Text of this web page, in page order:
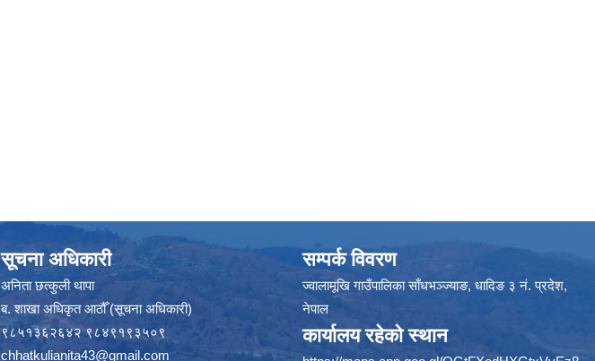
सूचना अधिकारी
अनिता छत्कुली थापा
ब. शाखा अधिकृत आठौँ (सूचना अधिकारी)
९८५१३६२६४२ ९८४९१९३५०९
chhatkulianita43@gmail.com
सम्पर्क विवरण
ज्वालामूखि गाउँपालिका साँधभञ्ज्याङ, धादिङ ३ नं. प्रदेश,
नेपाल
कार्यालय रहेको स्थान